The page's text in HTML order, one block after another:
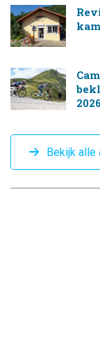
Bekijk alle